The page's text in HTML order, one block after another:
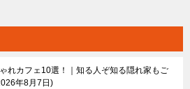
れカフェ10選！｜知る人ぞ知る隠れ家もご
年8月7日